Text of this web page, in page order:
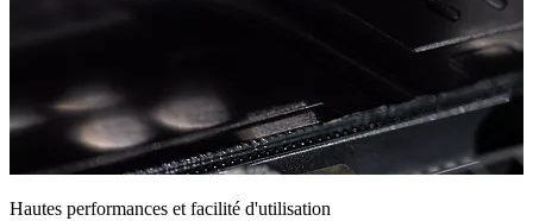
Hautes performances et facilité d'utilisation